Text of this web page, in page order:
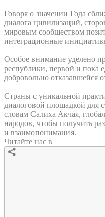
Говоря о значении Года
диалога цивилизаций,
мировым сообществом
интеграционные
Особое внимание уделено
республики, первой и пока
добровольно отказавшейся
Страны с уникальной
диалоговой площадкой для
словам Салиха Акчая,
народов, чтобы получить
и взаимопонимания.
Читайте нас в